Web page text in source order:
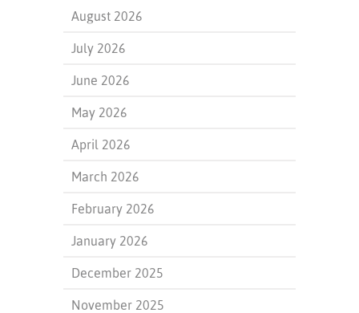
August 2026
July 2026
June 2026
May 2026
April 2026
March 2026
February 2026
January 2026
December 2025
November 2025